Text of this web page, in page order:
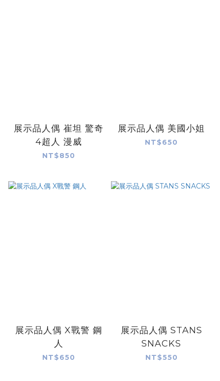
展示品人偶 崔坦 驚奇
4超人 漫威
NT$850
展示品人偶 美國小姐
NT$650
展示品人偶 X戰警 鋼
人
NT$650
展示品人偶 STANS
SNACKS
NT$550